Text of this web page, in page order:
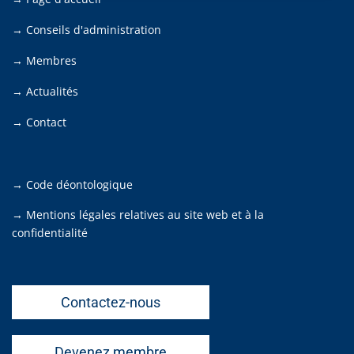
→ Conseils d'administration
→ Membres
→ Actualités
→ Contact
→ Code déontologique
→ Mentions légales relatives au site web et à la
confidentialité
Contactez-nous